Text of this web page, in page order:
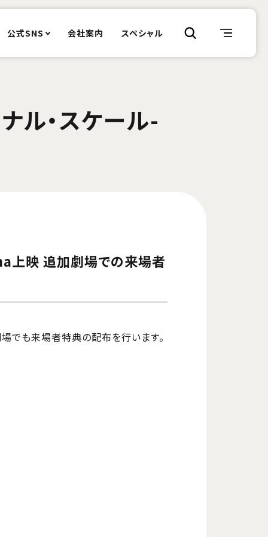
公式SNS 会社案内 スペシャル
ル・スケール-
上映 追加劇場での来場者
でも来場者特典の配布を行います。